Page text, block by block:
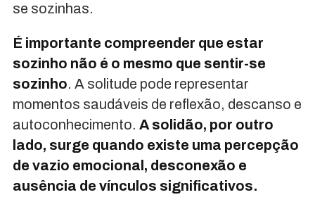
se sozinhas.
É importante compreender que estar
sozinho não é o mesmo que sentir-se
sozinho. A solitude pode representar
momentos saudáveis de reflexão, descanso e
autoconhecimento. A solidão, por outro
lado, surge quando existe uma percepção
de vazio emocional, desconexão e
ausência de vínculos significativos.